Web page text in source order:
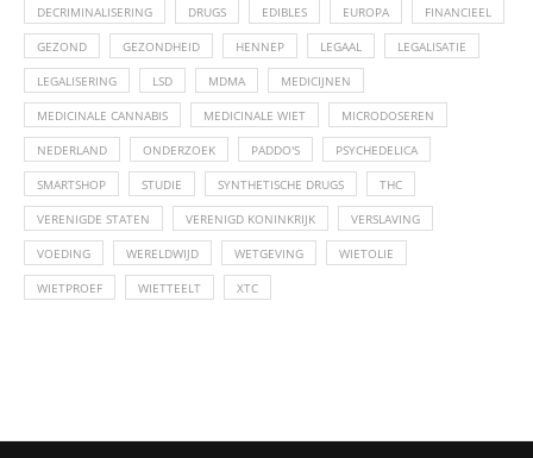
DECRIMINALISERING DRUGS EDIBLES EUROPA FINANCIEEL
GEZOND GEZONDHEID HENNEP LEGAAL LEGALISATIE
LEGALISERING LSD MDMA MEDICIJNEN
MEDICINALE CANNABIS MEDICINALE WIET MICRODOSEREN
NEDERLAND ONDERZOEK PADDO'S PSYCHEDELICA
SMARTSHOP STUDIE SYNTHETISCHE DRUGS THC
VERENIGDE STATEN VERENIGD KONINKRIJK VERSLAVING
VOEDING WERELDWIJD WETGEVING WIETOLIE
WIETPROEF WIETTEELT XTC